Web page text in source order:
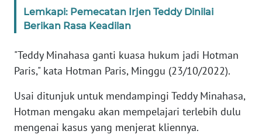
Lemkapi: Pemecatan Irjen Teddy Dinilai
Berikan Rasa Keadilan
"Teddy Minahasa ganti kuasa hukum jadi Hotman
Paris," kata Hotman Paris, Minggu (23/10/2022).
Usai ditunjuk untuk mendampingi Teddy Minahasa,
Hotman mengaku akan mempelajari terlebih dulu
mengenai kasus yang menjerat kliennya.
WN
SUMUT
WN
JAKARTA
JABAR